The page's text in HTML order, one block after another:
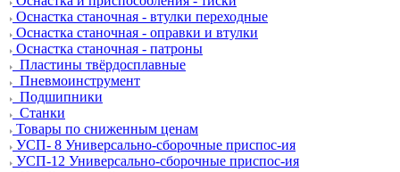
Оснастка станочная - втулки переходные
Оснастка станочная - оправки и втулки
Оснастка станочная - патроны
Пластины твёрдосплавные
Пневмоинструмент
Подшипники
Станки
Товары по сниженным ценам
УСП- 8 Универсально-сборочные приспос-ия
УСП-12 Универсально-сборочные приспос-ия